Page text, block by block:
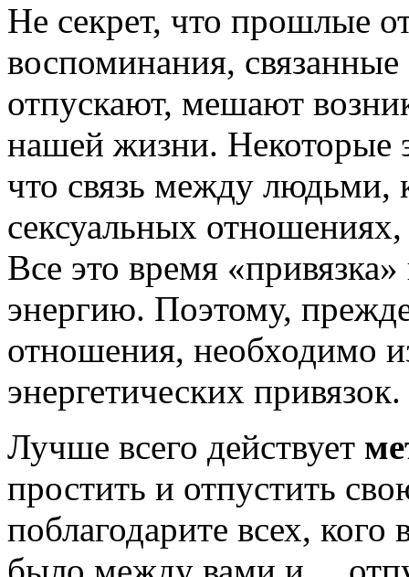
Не секрет, что прошлые
воспоминания,
отпускают, мешают
нашей жизни. Некоторые
что связь между людьми,
сексуальных отношениях,
Все это время
энергию. Поэтому,
отношения, необходимо
энергетических привязок.
Лучше всего действует
простить и отпустить
поблагодарите всех,